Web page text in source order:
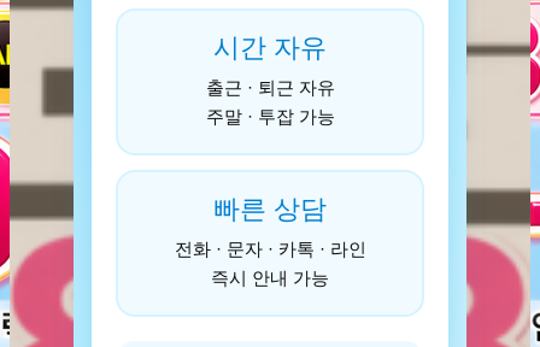
시간 자유
출근 · 퇴근 자유
주말 · 투잡 가능
빠른 상담
전화 · 문자 · 카톡 · 라인
즉시 안내 가능